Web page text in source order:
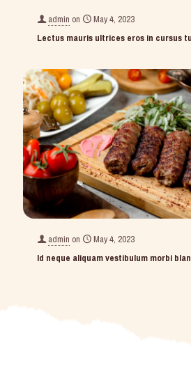
admin on
May 4, 2023
Lectus mauris ultrices eros in cursus
admin on
May 4, 2023
Id neque aliquam vestibulum morbi